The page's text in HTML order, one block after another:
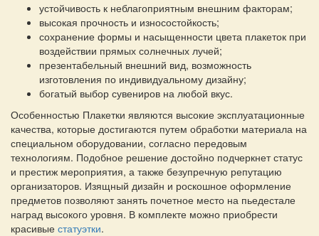
устойчивость к неблагоприятным внешним факторам;
высокая прочность и износостойкость;
сохранение формы и насыщенности цвета плакеток при
воздействии прямых солнечных лучей;
презентабельный внешний вид, возможность
изготовления по индивидуальному дизайну;
богатый выбор сувениров на любой вкус.
Особенностью Плакетки являются высокие эксплуатационные
качества, которые достигаются путем обработки материала на
специальном оборудовании, согласно передовым
технологиям. Подобное решение достойно подчеркнет статус
и престиж мероприятия, а также безупречную репутацию
организаторов. Изящный дизайн и роскошное оформление
предметов позволяют занять почетное место на пьедестале
наград высокого уровня. В комплекте можно приобрести
красивые статуэтки.